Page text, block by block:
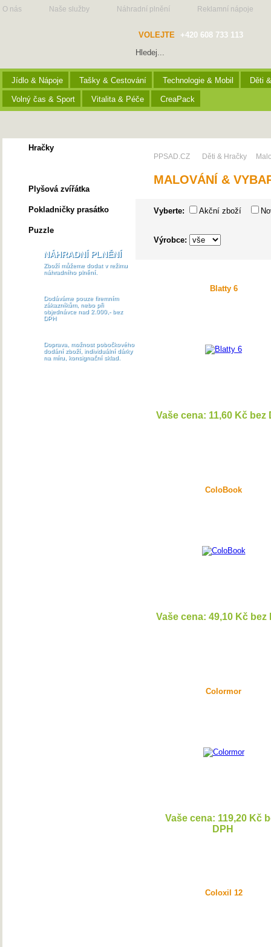
O nás Naše služby Náhradní plnění Reklamní nápoje
VOLEJTE +420 608 733 113
Jídlo & Nápoje Tašky & Cestování Technologie & Mobil Děti
Volný čas & Sport Vitalita & Péče CreaPack
Hračky
Plyšová zvířátka
Pokladničky prasátko
Puzzle
NÁHRADNÍ PLNĚNÍ
Zboží můžeme dodat v režimu
náhradního plnění.
Dodáváme pouze firemním
zákazníkům, nebo při
objednávce nad 2.000,- bez
DPH
Doprava, možnost pobočkového
dodání zboží, individuální dárky
na míru, konsignační sklad.
PPSAD.CZ Děti & Hračky
MALOVÁNÍ &
Vyberte: Akční zboží
Výrobce:
Blatty 6
Vaše cena: 11,60 Kč bez
ColoBook
Vaše cena: 49,10 Kč bez
Colormor
Vaše cena: 119,20 Kč
DPH
Coloxil 12